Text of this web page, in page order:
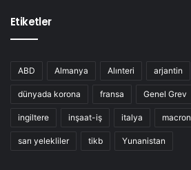
Etiketler
ABD Almanya Alınteri arjantin
dünyada korona fransa Genel Grev
ingiltere inşaat-iş italya macron
sarı yelekliler tikb Yunanistan